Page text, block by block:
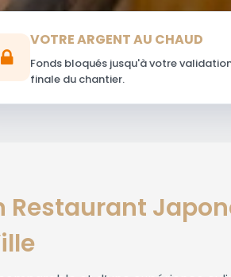
VOTRE ARGENT AU CHAUD
Fonds bloqués jusqu'à votre
finale du chantier.
Restaurant